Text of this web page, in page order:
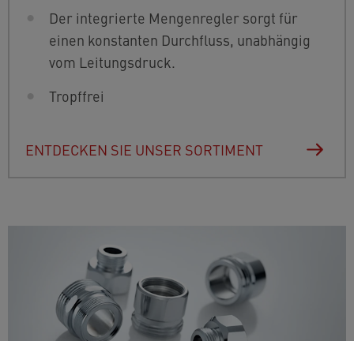
Der integrierte Mengenregler sorgt für
einen konstanten Durchfluss, unabhängig
vom Leitungsdruck.
Tropffrei
ENTDECKEN SIE UNSER SORTIMENT